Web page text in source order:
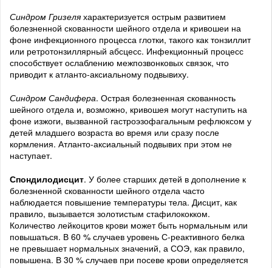
Синдром Гризеляхарактеризуется острым развитием
болезненной скованности шейного отдела и кривошеи на
фоне инфекционного процесса глотки, такого как тонзиллит
или ретротонзиллярный абсцесс. Инфекционный процесс
способствует ослаблению межпозвонковых связок, что
приводит к атланто-аксиальному подвывиху.
Синдром Сандифера. Острая болезненная скованность
шейного отдела и, возможно, кривошея могут наступить на
фоне изжоги, вызванной гастроэзофагальным рефлюксом у
детей младшего возраста во время или сразу после
кормления. Атланто-аксиальный подвывих при этом не
наступает.
Спондилодисцит. У более старших детей в дополнение к
болезненной скованности шейного отдела часто
наблюдается повышение температуры тела. Дисцит, как
правило, вызывается золотистым стафилококком.
Количество лейкоцитов крови может быть нормальным или
повышаться. В 60 % случаев уровень С-реактивного белка
не превышает нормальных значений, а СОЭ, как правило,
повышена. В 30 % случаев при посеве крови определяется